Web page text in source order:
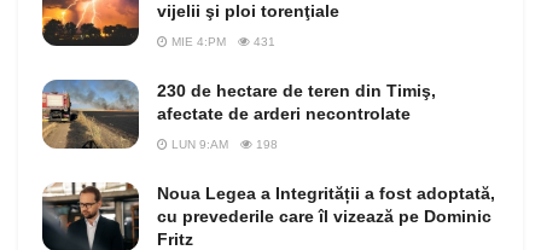
vijelii şi ploi torenţiale
MIE 4:PM 431
230 de hectare de teren din Timiş,
afectate de arderi necontrolate
LUN 9:AM 198
Noua Legea a Integrității a fost adoptată,
cu prevederile care îl vizează pe Dominic
Fritz